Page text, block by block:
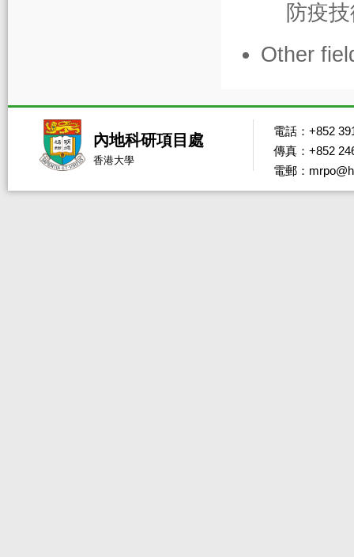
防疫
Other
內地科研項目處
香港大學
電話：+852
傳真：+852
電郵：